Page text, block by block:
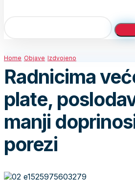
Home Objave Izdvojeno
Radnicima
plate,
manji
porezi